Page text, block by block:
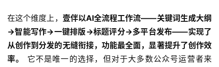
在这个维度上， 壹伴以AI全流程工作流——关键词生成大纲
→智能写作→一键排版→标题评分→多平台发布——实现了
从创作到分发的无缝衔接，功能最全面，显著提升了创作效
率。
它不是唯一的选择，但对于大多数公众号运营者来